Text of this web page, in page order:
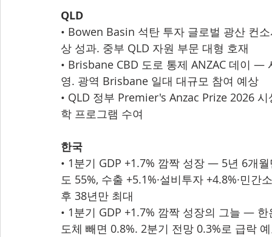
QLD
• Bowen Basin 석탄 투자 글로벌 광산 컨
상 성과. 중부 QLD 자원 부문 대형 호재
• Brisbane CBD 도로 통제 ANZAC 데이 —
영. 광역 Brisbane 일대 대규모 참여 예상
• QLD 정부 Premier's Anzac Prize 2026
학 프로그램 수여
한국
• 1분기 GDP +1.7% 깜짝 성장 — 5년 6개
도 55%, 수출 +5.1%·설비투자 +4.8%·민
후 38년만 최대
• 1분기 GDP +1.7% 깜짝 성장의 그늘 —
도체 빼면 0.8%. 2분기 전망 0.3%로 급락